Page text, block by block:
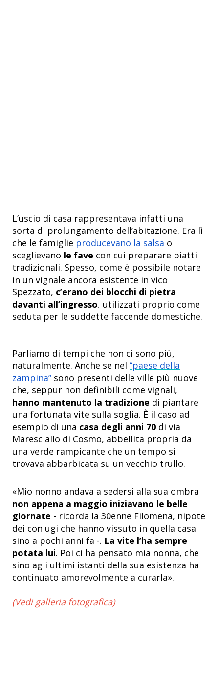
L’uscio di casa rappresentava infatti una
sorta di prolungamento dell’abitazione. Era lì
che le famiglie producevano la salsa o
sceglievano le fave con cui preparare piatti
tradizionali. Spesso, come è possibile notare
in un vignale ancora esistente in vico
Spezzato, c’erano dei blocchi di pietra
davanti all’ingresso, utilizzati proprio come
seduta per le suddette faccende domestiche.
Parliamo di tempi che non ci sono più,
naturalmente. Anche se nel “paese della
zampina” sono presenti delle ville più nuove
che, seppur non definibili come vignali,
hanno mantenuto la tradizione di piantare
una fortunata vite sulla soglia. È il caso ad
esempio di una casa degli anni 70 di via
Maresciallo di Cosmo, abbellita propria da
una verde rampicante che un tempo si
trovava abbarbicata su un vecchio trullo.
«Mio nonno andava a sedersi alla sua ombra
non appena a maggio iniziavano le belle
giornate - ricorda la 30enne Filomena, nipote
dei coniugi che hanno vissuto in quella casa
sino a pochi anni fa -. La vite l’ha sempre
potata lui. Poi ci ha pensato mia nonna, che
sino agli ultimi istanti della sua esistenza ha
continuato amorevolmente a curarla».
(Vedi galleria fotografica)